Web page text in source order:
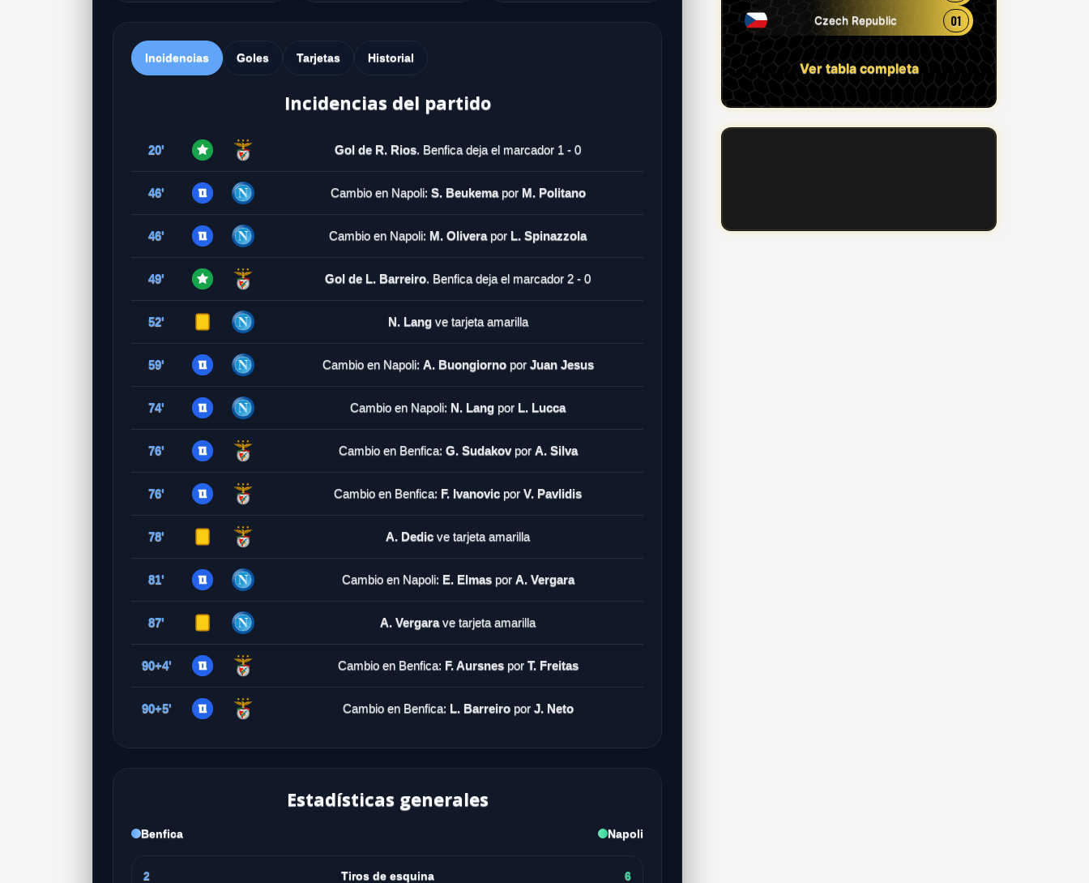
Incidencias Goles Tarjetas Historial
Incidencias del partido
20' Gol de R. Rios. Benfica deja el marcador 1 - 0
46' Cambio en Napoli: S. Beukemapor M. Politano
46' Cambio en Napoli: M. Oliverapor L. Spinazzola
49' Gol de L. Barreiro. Benfica deja el marcador 2 - 0
52' N. Langve tarjeta amarilla
59' Cambio en Napoli: A. Buongiornopor Juan Jesus
74' Cambio en Napoli: N. Lang por L. Lucca
76' Cambio en Benfica: G. Sudakovpor A. Silva
76' Cambio en Benfica: F. Ivanovic por V. Pavlidis
78' A. Dedic ve tarjeta amarilla
81' Cambio en Napoli: E. Elmaspor A. Vergara
87' A. Vergarave tarjeta amarilla
90+4' Cambio en Benfica: F. Aursnespor T. Freitas
90+5' Cambio en Benfica: L. Barreiropor J. Neto
Estadísticas generales
Benfica Napoli
2 Tiros de esquina 6
Czech Republic 01
Ver tabla completa